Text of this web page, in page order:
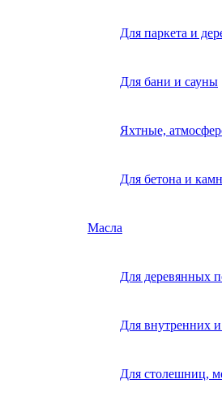
Для паркета и
Для бани и сауны
Яхтные,
Для бетона и
Масла
Для деревянных
Для внутренних
Для столешниц,